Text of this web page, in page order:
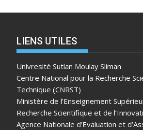
LIENS UTILES
Univresité Sutlan Moulay Sliman
Centre National pour la Recherche
Technique (CNRST)
Ministère de l’Enseignement
Recherche Scientifique et de
Agence Nationale d’Evaluation et